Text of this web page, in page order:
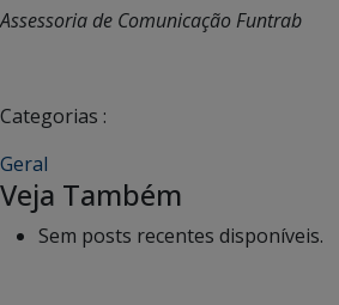
Assessoria de Comunicação Funtrab
Categorias :
Geral
Veja Também
Sem posts recentes disponíveis.